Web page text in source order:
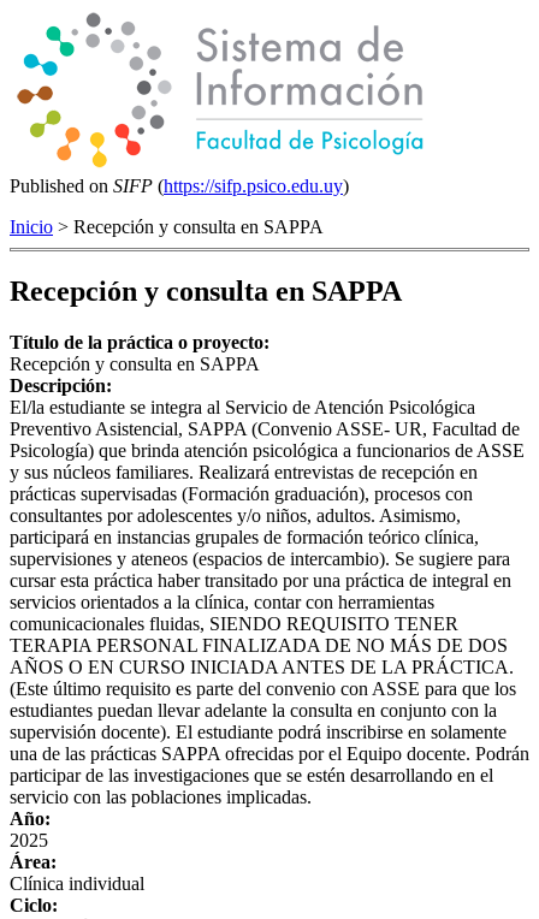
Published on SIFP (https://sifp.psico.edu.uy)
Inicio > Recepción y consulta en SAPPA
Recepción y consulta en SAPPA
Título de la práctica o proyecto:
Recepción y consulta en SAPPA
Descripción:
El/la estudiante se integra al Servicio de Atención Psicológica
Preventivo Asistencial, SAPPA (Convenio ASSE- UR, Facultad de
Psicología) que brinda atención psicológica a funcionarios de ASSE
y sus núcleos familiares. Realizará entrevistas de recepción en
prácticas supervisadas (Formación graduación), procesos con
consultantes por adolescentes y/o niños, adultos. Asimismo,
participará en instancias grupales de formación teórico clínica,
supervisiones y ateneos (espacios de intercambio). Se sugiere para
cursar esta práctica haber transitado por una práctica de integral en
servicios orientados a la clínica, contar con herramientas
comunicacionales fluidas, SIENDO REQUISITO TENER
TERAPIA PERSONAL FINALIZADA DE NO MÁS DE DOS
AÑOS O EN CURSO INICIADA ANTES DE LA PRÁCTICA.
(Este último requisito es parte del convenio con ASSE para que los
estudiantes puedan llevar adelante la consulta en conjunto con la
supervisión docente). El estudiante podrá inscribirse en solamente
una de las prácticas SAPPA ofrecidas por el Equipo docente. Podrán
participar de las investigaciones que se estén desarrollando en el
servicio con las poblaciones implicadas.
Año:
2025
Área:
Clínica individual
Ciclo: